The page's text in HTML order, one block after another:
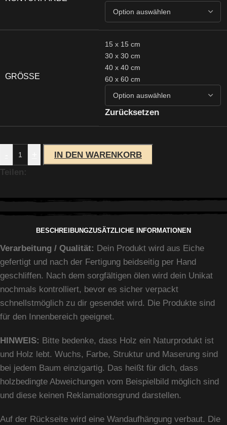
GRÖSSE
15 x 15 cm
30 x 30 cm
40 x 40 cm
60 x 60 cm
Zurücksetzen
IN DEN WARENKORB
Teilen:
BESCHREIBUNGZUSÄTZLICHE INFORMATIONEN
Verarbeitung / Qualität: Dein Produkt wird aus Eiche
gefertigt und nach der Fertigung beidseitig per Hand
geschliffen. Nach dem sorgfältigen ölen wird dein Unikat
nochmals kontrolliert, bevor es sicher verpackt
schnellstmöglich zu dir gesendet wird. Die Produkte sind
für den Innenbereich geeignet.
HINWEIS: Bitte bedenke, dass Holz ein Naturprodukt ist
und Holz lebt. Wuchs, Farbe, Struktur und Maserung sind
bei jedem Baum einzigartig. Das heißt für dich, dass
holzbedingte Abweichungen vom Beispielbild möglich sind
und diese keinen Reklamationsgrund darstellen.
Auf der Rückseite wird eine Wandaufhängung verbaut. Die